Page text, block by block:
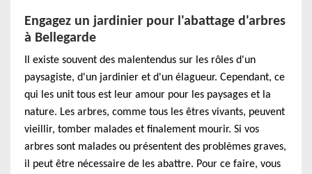
Engagez un jardinier pour l'abattage d'arbres
à Bellegarde
Il existe souvent des malentendus sur les rôles d'un
paysagiste, d'un jardinier et d'un élagueur. Cependant, ce
qui les unit tous est leur amour pour les paysages et la
nature. Les arbres, comme tous les êtres vivants, peuvent
vieillir, tomber malades et finalement mourir. Si vos
arbres sont malades ou présentent des problèmes graves,
il peut être nécessaire de les abattre. Pour ce faire, vous